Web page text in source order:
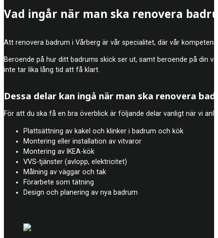
Vad ingår när man ska renovera
Att renovera badrum i Vårberg är vår specialitet, där vår
Beroende på hur ditt badrums skick ser ut, samt beroende på din
inte tar lika lång tid att få klart.
Dessa delar kan ingå när man ska renovera
För att du ska få en bra överblick är följande delar vanligt när vi
Plattsättning av kakel och klinker i badrum och kök
Montering eller installation av vitvaror
Montering av IKEA-kök
VVS-tjänster (avlopp, elektricitet)
Målning av väggar och tak
Förarbete som tätning
Design och planering av nya badrum